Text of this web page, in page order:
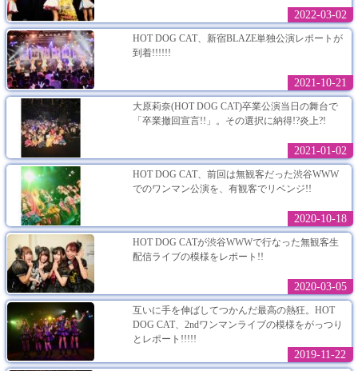
2022-03-02
HOT DOG CAT、新宿BLAZE単独公演レポートが
到着!!!!!!
2021-10-21
大原莉奈(HOT DOG CAT)卒業公演当日の舞台で
「卒業撤回宣言!!」。その選択に納得!?炎上?!
2021-01-02
HOT DOG CAT、前回は無観客だった渋谷WWW
でのワンマン公演を、有観客でリベンジ!!
2020-10-18
HOT DOG CATが渋谷WWWで行なった無観客生
配信ライブの模様をレポート!!
2020-03-05
互いに手を伸ばしてつかんだ最高の熱狂。HOT
DOG CAT、2ndワンマンライブの模様をがっつり
とレポート!!!!!
2019-11-22